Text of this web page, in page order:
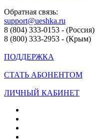
Обратная связь:
support@ueshka.ru
8 (804) 333-0153 - (Россия)
8 (800) 333-2953 - (Крым)
ПОДДЕРЖКА
СТАТЬ АБОНЕНТОМ
ЛИЧНЫЙ КАБИНЕТ